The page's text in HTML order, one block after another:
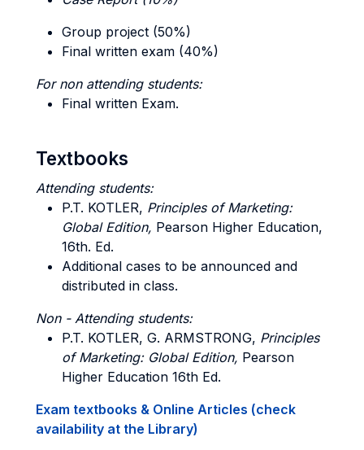
Group project (50%)
Final written exam (40%)
For non attending students:
Final written Exam.
Textbooks
Attending students:
P.T. KOTLER, Principles of Marketing:
Global Edition, Pearson Higher Education,
16th. Ed.
Additional cases to be announced and
distributed in class.
Non - Attending students:
P.T. KOTLER, G. ARMSTRONG, Principles
of Marketing: Global Edition, Pearson
Higher Education 16th Ed.
Exam textbooks & Online Articles (check
availability at the Library)